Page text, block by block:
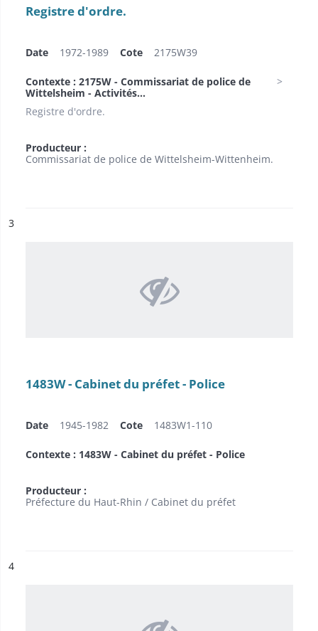
Registre d'ordre.
Date 1972-1989 Cote 2175W39
Contexte : 2175W - Commissariat de police de
Wittelsheim - Activités...
Registre d'ordre.
Producteur :
Commissariat de police de Wittelsheim-Wittenheim.
n°
3
1483W - Cabinet du préfet - Police
Date 1945-1982 Cote 1483W1-110
Contexte : 1483W - Cabinet du préfet - Police
Producteur :
Préfecture du Haut-Rhin / Cabinet du préfet
n°
4